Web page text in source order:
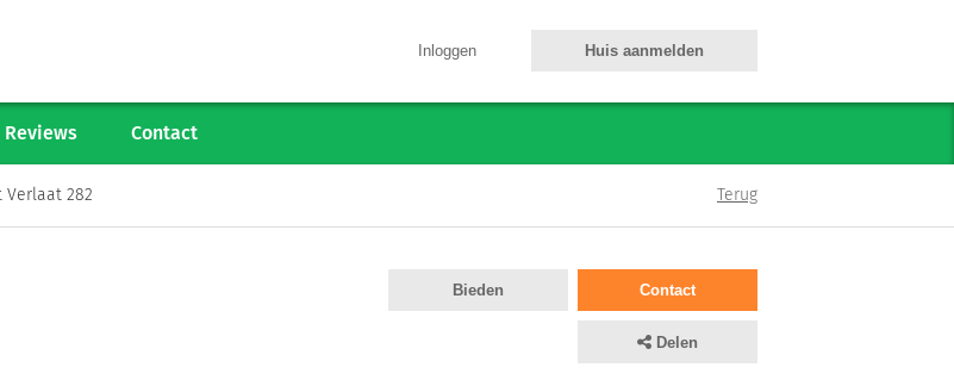
Woningaanbod
Werkwijze
Inloggen Huis aanmelden
Reviews Contact
Verlaat 282 Terug
Contact
Bieden
Delen